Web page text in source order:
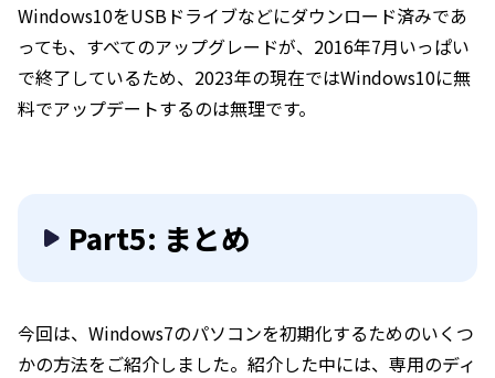
Windows10をUSBドライブなどにダウンロード済みであ
っても、すべてのアップグレードが、2016年7月いっぱい
で終了しているため、2023年の現在ではWindows10に無
料でアップデートするのは無理です。
Part5: まとめ
今回は、Windows7のパソコンを初期化するためのいくつ
かの方法をご紹介しました。紹介した中には、専用のディ